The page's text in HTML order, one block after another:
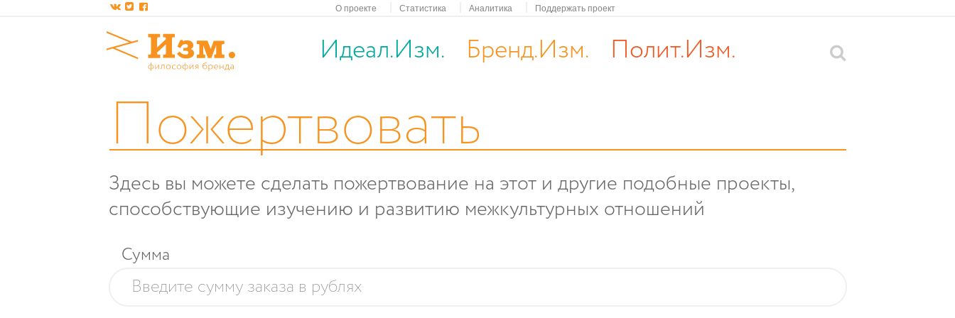
О проекте Статистика Аналитика Поддержать проект
Идеал.Изм. Бренд.Изм. Полит.Изм.
Пожертвовать
Здесь вы можете сделать пожертвование на этот и другие подобные проекты,
способствующие изучению и развитию межкультурных отношений
Сумма